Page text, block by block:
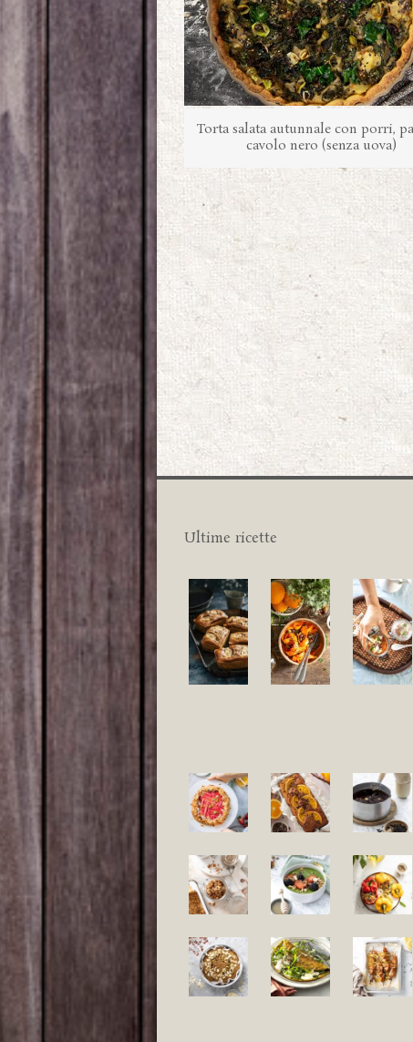
Torta salata autunnale con porri,
cavolo nero (senza uova)
Ultime ricette